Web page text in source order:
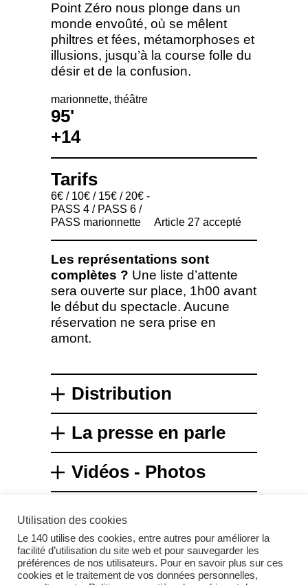
Point Zéro nous plonge dans un
monde envoûté, où se mêlent
philtres et fées, métamorphoses et
illusions, jusqu’à la course folle du
désir et de la confusion.
marionnette théâtre
95'
+14
Tarifs
6€ / 10€ / 15€ / 20€ -
PASS 4 / PASS 6 /
PASS marionnette
Article 27 accepté
Les représentations sont
complètes ? Une liste d’attente
sera ouverte sur place, 1h00 avant
le début du spectacle. Aucune
réservation ne sera prise en
amont.
Distribution
La presse en parle
Vidéos - Photos
Instagram
Utilisation des cookies
Le 140 utilise des cookies, entre autres pour améliorer la
facilité d’utilisation du site web et pour sauvegarder les
préférences de nos utilisateurs. Pour en savoir plus sur ces
cookies et le traitement de vos données personnelles,